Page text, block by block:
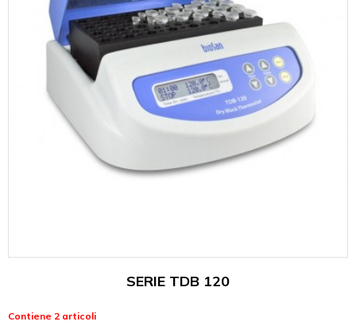
SERIE TDB 120
Contiene 2 articoli